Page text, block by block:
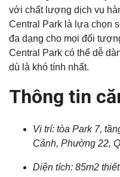
với chất lượng dịch vụ
Central Park là lựa chọn
đa dạng cho mọi đối
Central Park có thể dễ
dù là khó tính nhất.
Thông tin
Vị trí: tòa Park 7,
Cảnh, Phường 22,
Diện tích: 85m2